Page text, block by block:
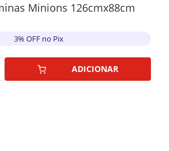
Minions 126cmx88cm
3% OFF no Pix
ADICIONAR